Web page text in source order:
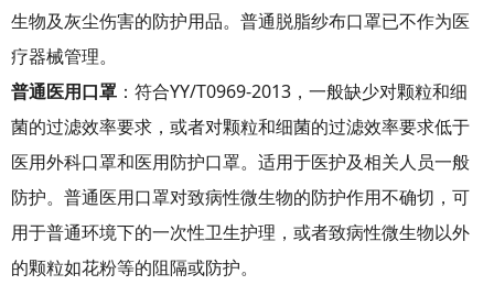
生物及灰尘伤害的防护用品。普通脱脂纱布口罩已不作为医
疗器械管理。
普通医用口罩 ：符合YY/T0969-2013，一般缺少对颗粒和细
菌的过滤效率要求，或者对颗粒和细菌的过滤效率要求低于
医用外科口罩和医用防护口罩。适用于医护及相关人员一般
防护。普通医用口罩对致病性微生物的防护作用不确切，可
用于普通环境下的一次性卫生护理，或者致病性微生物以外
的颗粒如花粉等的阻隔或防护。